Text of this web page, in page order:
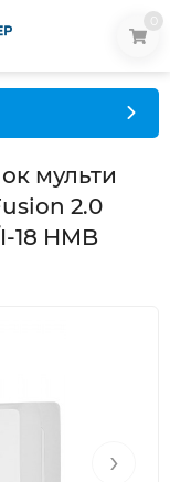
мульти
2.0
18 HMB
›